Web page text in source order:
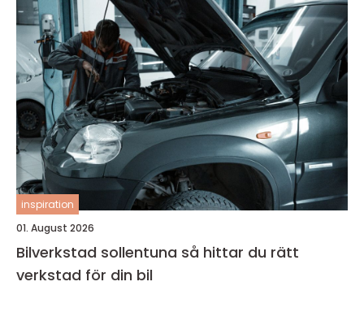
inspiration
01. August 2026
Bilverkstad sollentuna så hittar du rätt
verkstad för din bil